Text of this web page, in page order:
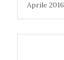
Aprile 2016